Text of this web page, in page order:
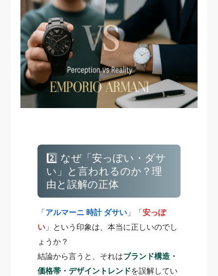
2️⃣ なぜ「安っぽい・ダサ
い」と言われるのか？理
由と誤解の正体
「 アルマーニ 時計 ダサい 」「安っぽ
い 」という印象は、本当に正しいのでし
ょうか？
結論から言うと、それはブランド構造・
価格帯・デザイントレンドを誤解してい